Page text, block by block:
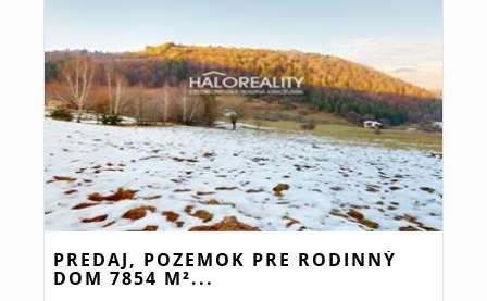
PREDAJ, POZEMOK PRE RODINNÝ
DOM 7854 M²...